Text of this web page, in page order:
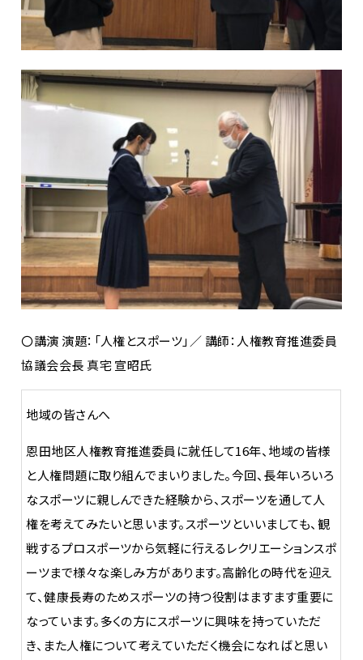
〇講演 演題：「人権とスポーツ」／ 講師：人権教育推進委員
協議会会長 真宅 宣昭氏
地域の皆さんへ
恩田地区人権教育推進委員に就任して16年、地域の皆様
と人権問題に取り組んでまいりました。今回、長年いろいろ
なスポーツに親しんできた経験から、スポーツを通して人
権を考えてみたいと思います。スポーツといいましても、観
戦するプロスポーツから気軽に行えるレクリエーションスポ
ーツまで様々な楽しみ方があります。高齢化の時代を迎え
て、健康長寿のためスポーツの持つ役割はますます重要に
なっています。多くの方にスポーツに興味を持っていただ
き、また人権について考えていただく機会になればと思い